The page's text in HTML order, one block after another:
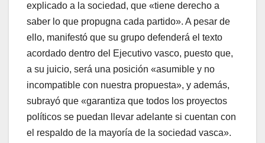
explicado a la sociedad, que «tiene derecho a
saber lo que propugna cada partido». A pesar de
ello, manifestó que su grupo defenderá el texto
acordado dentro del Ejecutivo vasco, puesto que,
a su juicio, será una posición «asumible y no
incompatible con nuestra propuesta», y además,
subrayó que «garantiza que todos los proyectos
polí­ticos se puedan llevar adelante si cuentan con
el respaldo de la mayorí­a de la sociedad vasca».